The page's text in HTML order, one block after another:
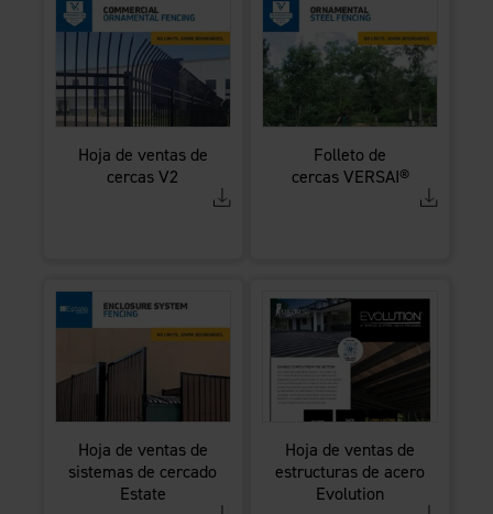
Hoja de ventas de
cercas V2
Folleto de
cercas VERSAI®
Hoja de ventas de
sistemas de cercado
Estate
Hoja de ventas de
estructuras de acero
Evolution